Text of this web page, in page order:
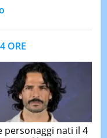
ORE
personaggi nati il 4